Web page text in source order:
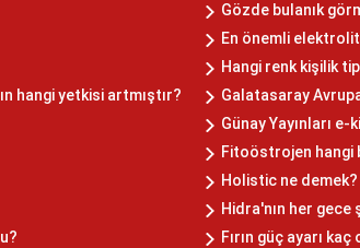
Gözde bulanık
En önemli
Hangi renk kişilik
hangi yetkisi artmıştır?
Galatasaray
Günay Yayınları
Fitoöstrojen hangi
Holistic ne demek?
Hidra'nın her gece
Fırın güç ayarı kaç